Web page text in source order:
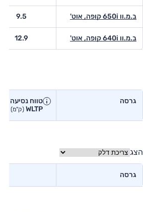
ב.מ.וו 650i קופה, אוט' 9.5
ב.מ.וו 640i קופה, אוט' 12.9
גרסה
טווח נסיעה יצרן
WLTP(ק"מ)
הצג
גרסה